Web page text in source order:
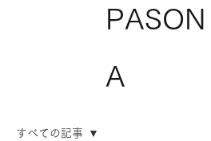
PASON
A
すべての記事